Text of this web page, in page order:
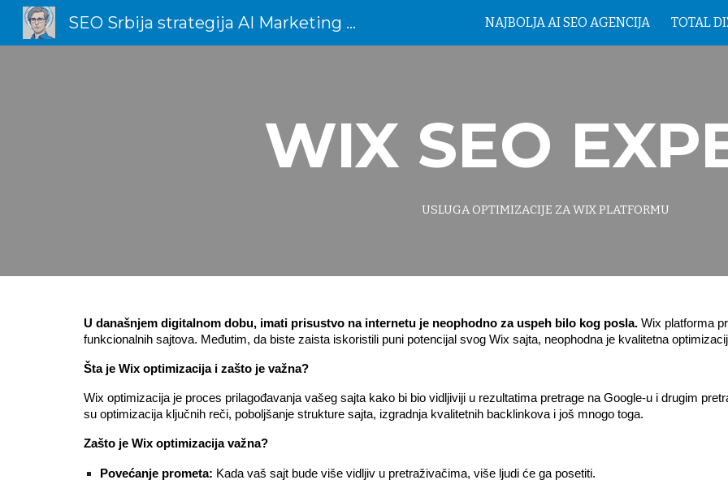
Skip to main content Skip to
SEO Srbija strategija AI Marketing Total Dizajn NAJBOLJA AI SEO AGENCIJA TOTAL
WIX SEO
USLUGA OPTIMIZACIJE ZA WIX PLATFORMU
U današnjem digitalnom dobu, imati prisustvo na internetu je neophodno za uspeh bilo kog posla.Wix platforma
funkcionalnih sajtova. Međutim, da biste zaista iskoristili puni potencijal svog Wix sajta, neophodna je kvalitetna
Šta je Wix optimizacija i zašto je važna?
Wix optimizacija je proces prilagođavanja vašeg sajta kako bi bio vidljiviji u rezultatima pretrage na Google-u i drugim
su optimizacija ključnih reči, poboljšanje strukture sajta, izgradnja kvalitetnih backlinkova i još mnogo toga.
Zašto je Wix optimizacija važna?
Povećanje prometa: Kada vaš sajt bude više vidljiv u pretraživačima, više ljudi će ga posetiti.